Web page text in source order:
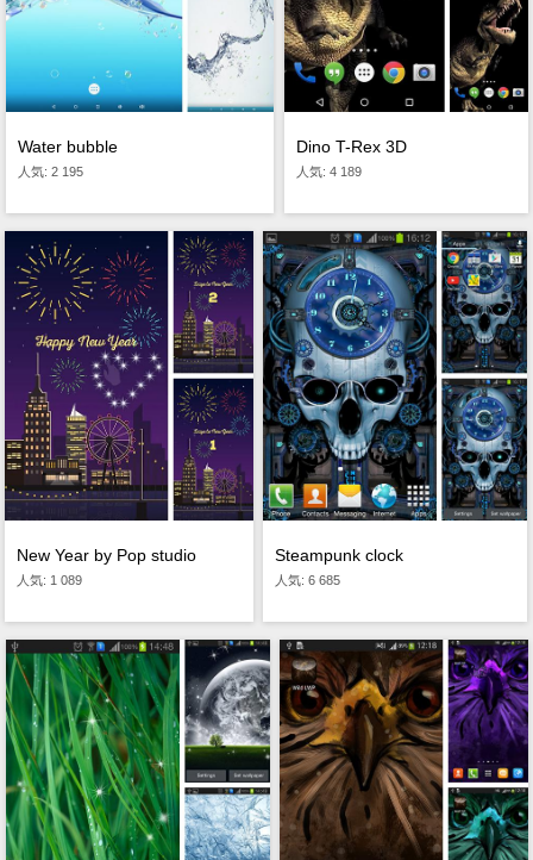
Water bubble
人気: 2 195
Dino T-Rex 3D
人気: 4 189
New Year by Pop studio
人気: 1 089
Steampunk clock
人気: 6 685